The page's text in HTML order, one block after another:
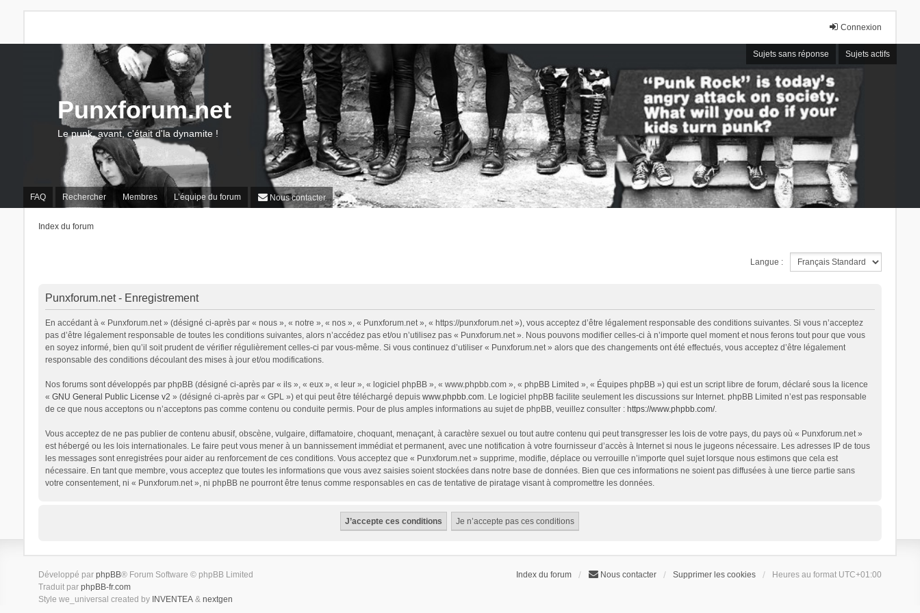
Connexion
Sujets sans réponse Sujets actifs
FAQ Rechercher Membres L’équipe du forum Nous contacter
Punxforum.net
Le punk, avant, c'était d'la dynamite !
Index du forum
Langue :
Punxforum.net - Enregistrement
En accédant à « Punxforum.net » (désigné ci-après par « nous », « notre », « nos », « Punxforum.net », « https://punxforum.net »), vous acceptez d’être légalement responsable des conditions suivantes. Si vous n’acceptez
pas d’être légalement responsable de toutes les conditions suivantes, alors n’accédez pas et/ou n’utilisez pas « Punxforum.net ». Nous pouvons modifier celles-ci à n’importe quel moment et nous ferons tout pour que vous
en soyez informé, bien qu’il soit prudent de vérifier régulièrement celles-ci par vous-même. Si vous continuez d’utiliser « Punxforum.net » alors que des changements ont été effectués, vous acceptez d’être légalement
responsable des conditions découlant des mises à jour et/ou modifications.
Nos forums sont développés par phpBB (désigné ci-après par « ils », « eux », « leur », « logiciel phpBB », « www.phpbb.com », « phpBB Limited », « Équipes phpBB ») qui est un script libre de forum, déclaré sous la licence
« GNU General Public License v2 » (désigné ci-après par « GPL ») et qui peut être téléchargé depuis www.phpbb.com. Le logiciel phpBB facilite seulement les discussions sur Internet. phpBB Limited n’est pas responsable
de ce que nous acceptons ou n’acceptons pas comme contenu ou conduite permis. Pour de plus amples informations au sujet de phpBB, veuillez consulter : https://www.phpbb.com/.
Vous acceptez de ne pas publier de contenu abusif, obscène, vulgaire, diffamatoire, choquant, menaçant, à caractère sexuel ou tout autre contenu qui peut transgresser les lois de votre pays, du pays où « Punxforum.net »
est hébergé ou les lois internationales. Le faire peut vous mener à un bannissement immédiat et permanent, avec une notification à votre fournisseur d’accès à Internet si nous le jugeons nécessaire. Les adresses IP de tous
les messages sont enregistrées pour aider au renforcement de ces conditions. Vous acceptez que « Punxforum.net » supprime, modifie, déplace ou verrouille n’importe quel sujet lorsque nous estimons que cela est
nécessaire. En tant que membre, vous acceptez que toutes les informations que vous avez saisies soient stockées dans notre base de données. Bien que ces informations ne soient pas diffusées à une tierce partie sans
votre consentement, ni « Punxforum.net », ni phpBB ne pourront être tenus comme responsables en cas de tentative de piratage visant à compromettre les données.
Index du forum Nous contacter Supprimer les cookies Heures au format UTC+01:00
Développé par phpBB® Forum Software © phpBB Limited
Traduit par phpBB-fr.com
Style we_universal created by INVENTEA& nextgen